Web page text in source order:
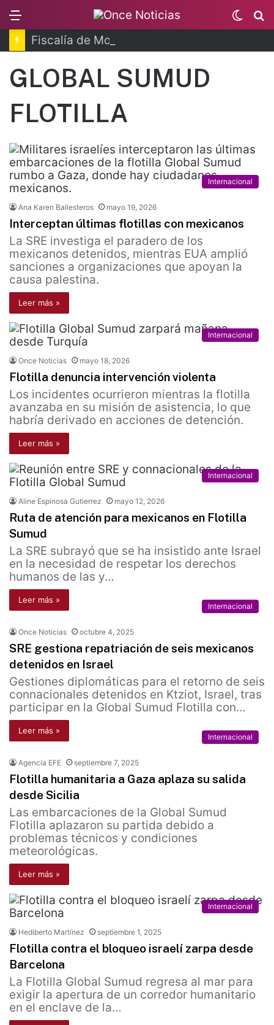
Switch
skin
GLOBAL SUMUD
FLOTILLA
Internacional
Ana Karen Ballesteros mayo 19, 2026
Interceptan últimas flotillas con mexicanos
La SRE investiga el paradero de los
mexicanos detenidos, mientras EUA amplió
sanciones a organizaciones que apoyan la
causa palestina.
Leer más »
Internacional
Once Noticias mayo 18, 2026
Flotilla denuncia intervención violenta
Los incidentes ocurrieron mientras la flotilla
avanzaba en su misión de asistencia, lo que
habría derivado en acciones de detención.
Leer más »
Internacional
Aline Espinosa Gutierrez mayo 12, 2026
Ruta de atención para mexicanos en Flotilla
Sumud
La SRE subrayó que se ha insistido ante Israel
en la necesidad de respetar los derechos
humanos de las y…
Leer más »
Internacional
Once Noticias octubre 4, 2025
SRE gestiona repatriación de seis mexicanos
detenidos en Israel
Gestiones diplomáticas para el retorno de seis
connacionales detenidos en Ktziot, Israel, tras
participar en la Global Sumud Flotilla con…
Leer más »
Internacional
Agencia EFE septiembre 7, 2025
Flotilla humanitaria a Gaza aplaza su salida
desde Sicilia
Las embarcaciones de la Global Sumud
Flotilla aplazaron su partida debido a
problemas técnicos y condiciones
meteorológicas.
Leer más »
Internacional
Hediberto Martínez septiembre 1, 2025
Flotilla contra el bloqueo israelí zarpa desde
Barcelona
La Flotilla Global Sumud regresa al mar para
exigir la apertura de un corredor humanitario
en el enclave de la…